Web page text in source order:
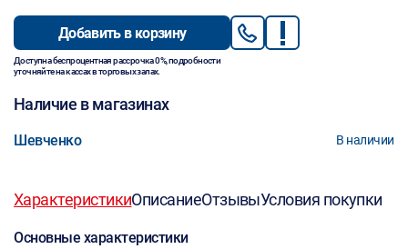
Добавить в корзину
Доступна беспроцентная рассрочка 0%, подробности
уточняйте на кассах в торговых залах.
Наличие в магазинах
Шевченко В наличии
ХарактеристикиОписаниеОтзывыУсловия покупки
Основные характеристики